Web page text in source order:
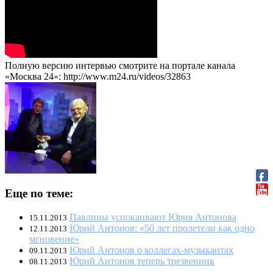
Полную версию интервью смотрите на портале канала
«Москва 24»: http://www.m24.ru/videos/32863
Еще по теме:
15.11.2013 Павлины успокаивают Юрия Антонова
12.11.2013 Юрий Антонов: «50 лет пролетели как одно
мгновение»
09.11.2013 Юрий Антонов о коллегах-музыкантах
08.11.2013 Юрий Антонов теперь трезвенник